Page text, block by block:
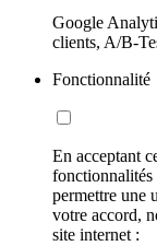
Google
clients, A/B-
Fonctionnalité
En acceptant
fonctionnalités
permettre une
votre accord,
site internet :